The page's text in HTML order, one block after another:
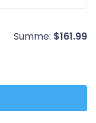
Summe: $161.99